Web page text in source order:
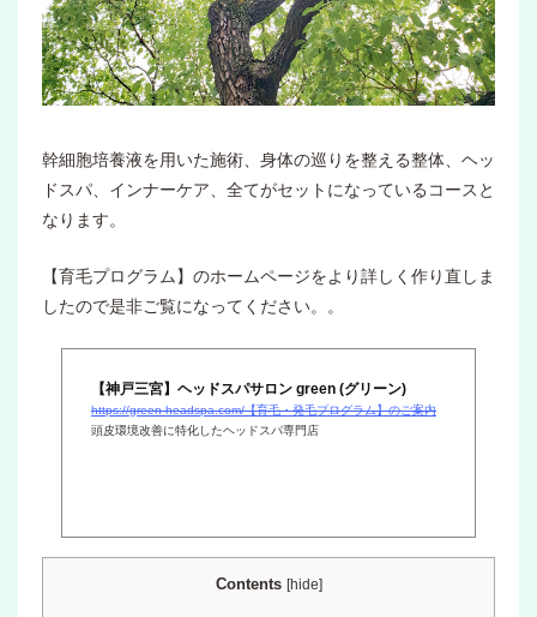
幹細胞培養液を用いた施術、身体の巡りを整える整体、ヘッ
ドスパ、インナーケア、全てがセットになっているコースと
なります。
【育毛プログラム】のホームページをより詳しく作り直しま
したので是非ご覧になってください。。
【神戸三宮】ヘッドスパサロン green (グリーン)
https://green-headspa.com/【育毛・発毛プログラム】のご案内
頭皮環境改善に特化したヘッドスパ専門店
Contents [hide]